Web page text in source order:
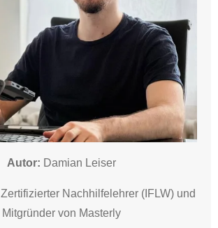
Autor: Damian Leiser
Zertifizierter Nachhilfelehrer (IFLW) und
Mitgründer von Masterly